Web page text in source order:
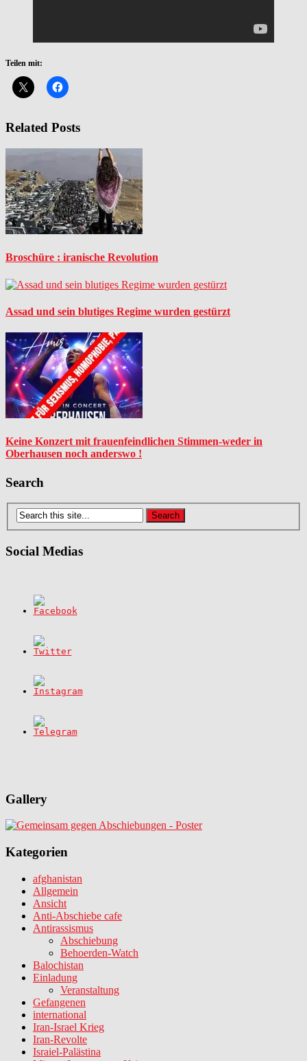
Teilen mit:
Related Posts
Broschüre : iranische Revolution
Assad und sein blutiges Regime wurden gestürzt
Keine Konzert mit frauenfeindlichen Stimmen-weder in
Oberhausen noch anderswo !
Search
Social Medias
Gallery
Kategorien
afghanistan
Allgemein
Ansicht
Anti-Abschiebe cafe
Antirassismus
Abschiebung
Behoerden-Watch
Balochistan
Einladung
Veranstaltung
Gefangenen
international
Iran-Israel Krieg
Iran-Revolte
Israiel-Palästina